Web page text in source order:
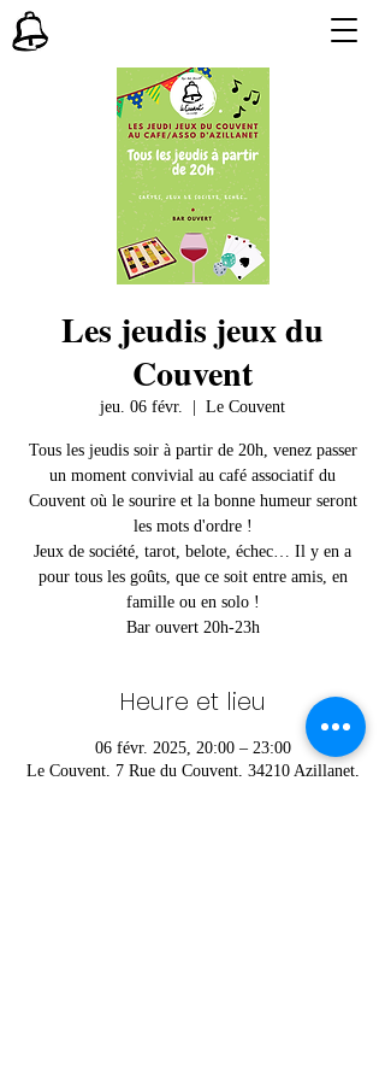
Les jeudis jeux du
Couvent
jeu. 06 févr. Le Couvent
Tous les jeudis soir à partir de 20h, venez passer
un moment convivial au café associatif du
Couvent où le sourire et la bonne humeur seront
les mots d'ordre !
Jeux de société, tarot, belote, échec… Il y en a
pour tous les goûts, que ce soit entre amis, en
famille ou en solo !
Bar ouvert 20h-23h
Heure et lieu
06 févr. 2025, 20:00 – 23:00
Le Couvent, 7 Rue du Couvent, 34210 Azillanet,